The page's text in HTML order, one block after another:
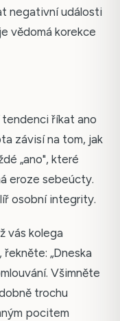
negativní události
vědomá korekce
říkat ano
závisí na tom, jak
„ano", které
eroze sebeúcty.
osobní integrity.
vás kolega
„Dneska
Všimněte
trochu
pocitem